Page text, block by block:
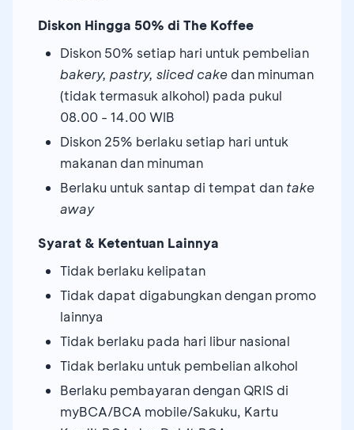
Diskon Hingga 50% di The Koffee
Diskon 50% setiap hari untuk pembelian
bakery, pastry, sliced cake dan minuman
(tidak termasuk alkohol) pada pukul
08.00 - 14.00 WIB
Diskon 25% berlaku setiap hari untuk
makanan dan minuman
Berlaku untuk santap di tempat dan take
away
Syarat & Ketentuan Lainnya
Tidak berlaku kelipatan
Tidak dapat digabungkan dengan promo
lainnya
Tidak berlaku pada hari libur nasional
Tidak berlaku untuk pembelian alkohol
Berlaku pembayaran dengan QRIS di
myBCA/BCA mobile/Sakuku, Kartu